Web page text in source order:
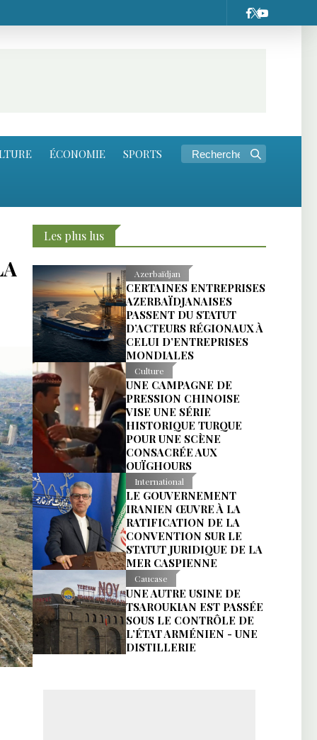
ÉCONOMIE SPORTS
Les plus lus
Azerbaïdjan
CERTAINES ENTREPRISES
AZERBAÏDJANAISES
PASSENT DU STATUT
D’ACTEURS RÉGIONAUX À
CELUI D’ENTREPRISES
MONDIALES
Culture
UNE CAMPAGNE DE
PRESSION CHINOISE
VISE UNE SÉRIE
HISTORIQUE TURQUE
POUR UNE SCÈNE
CONSACRÉE AUX
OUÏGHOURS
International
LE GOUVERNEMENT
IRANIEN ŒUVRE À LA
RATIFICATION DE LA
CONVENTION SUR LE
STATUT JURIDIQUE DE LA
MER CASPIENNE
Caucase
UNE AUTRE USINE DE
TSAROUKIAN EST PASSÉE
SOUS LE CONTRÔLE DE
L’ÉTAT ARMÉNIEN - UNE
DISTILLERIE